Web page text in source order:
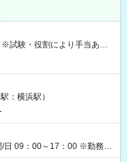
前払い）オプションあ
週間ほどで給与の一部を受け
（休憩1時間） 時給1,300円
日の役割により時給＋100
（休憩なし） 時給1,300
円＋交通費 【試用期
：横浜駅）
/日 09：00～17：00 ※勤務時